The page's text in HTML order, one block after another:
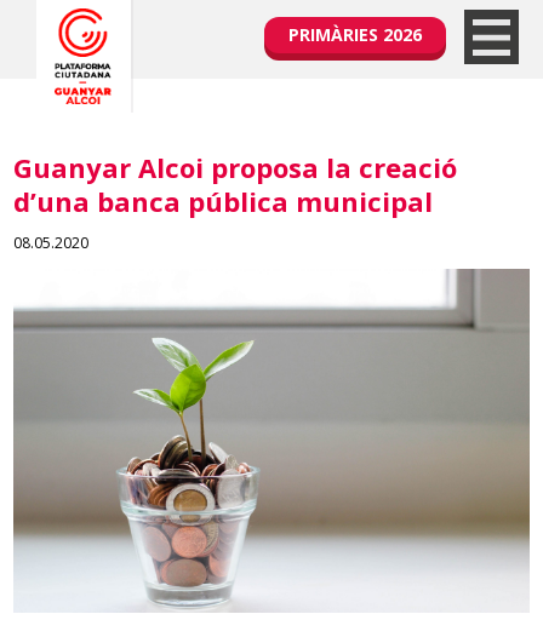
PRIMÀRIES 2026
Guanyar Alcoi proposa la creació
d’una banca pública municipal
08.05.2020